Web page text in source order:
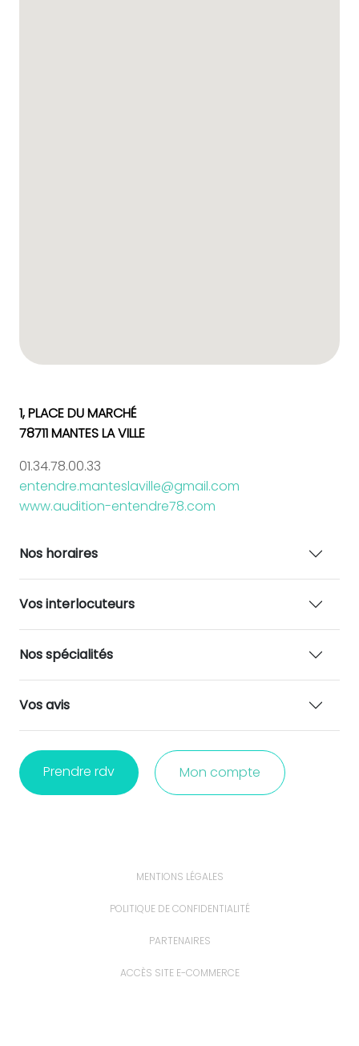
1, PLACE DU MARCHÉ
78711 MANTES LA VILLE
01.34.78.00.33
entendre.manteslaville@gmail.com
www.audition-entendre78.com
Nos horaires
Vos interlocuteurs
Nos spécialités
Vos avis
Prendre rdv Mon compte
MENTIONS LÉGALES
POLITIQUE DE CONFIDENTIALITÉ
PARTENAIRES
ACCÈS SITE E-COMMERCE